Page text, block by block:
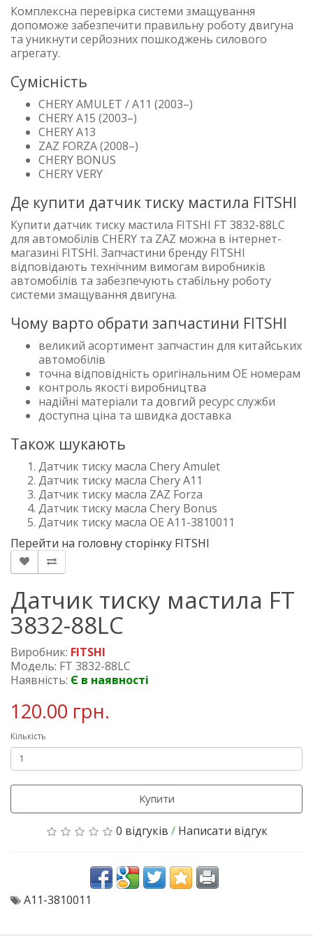
Комплексна перевірка системи змащування
допоможе забезпечити правильну роботу двигуна
та уникнути серйозних пошкоджень силового
агрегату.
Сумісність
CHERY AMULET / A11 (2003–)
CHERY A15 (2003–)
CHERY A13
ZAZ FORZA (2008–)
CHERY BONUS
CHERY VERY
Де купити датчик тиску мастила FITSHI
Купити датчик тиску мастила FITSHI FT 3832-88LC
для автомобілів CHERY та ZAZ можна в інтернет-
магазині FITSHI. Запчастини бренду FITSHI
відповідають технічним вимогам виробників
автомобілів та забезпечують стабільну роботу
системи змащування двигуна.
Чому варто обрати запчастини FITSHI
великий асортимент запчастин для китайських
автомобілів
точна відповідність оригінальним OE номерам
контроль якості виробництва
надійні матеріали та довгий ресурс служби
доступна ціна та швидка доставка
Також шукають
Датчик тиску масла Chery Amulet
Датчик тиску масла Chery A11
Датчик тиску масла ZAZ Forza
Датчик тиску масла Chery Bonus
Датчик тиску масла OE A11-3810011
Перейти на головну сторінку FITSHI
Датчик тиску мастила FT
3832-88LC
Виробник: FITSHI
Модель: FT 3832-88LC
Наявність: Є в наявності
120.00 грн.
Кількість
Купити
0 відгуків / Написати відгук
A11-3810011